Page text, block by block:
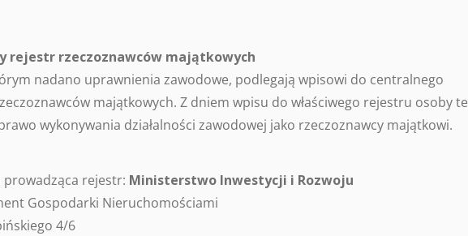
rejestr rzeczoznawców majątkowych
nadano uprawnienia zawodowe, podlegają wpisowi do centralnego
majątkowych. Z dniem wpisu do właściwego rejestru osoby te
wykonywania działalności zawodowej jako rzeczoznawcy majątkowi.
prowadząca rejestr: Ministerstwo Inwestycji i Rozwoju
Gospodarki Nieruchomościami
4/6